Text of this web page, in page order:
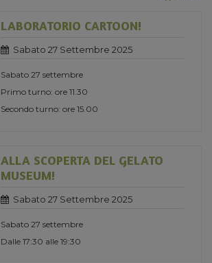
LABORATORIO CARTOON!
Sabato 27 Settembre 2025
Sabato 27 settembre
Primo turno: ore 11.30
Secondo turno: ore 15.00
ALLA SCOPERTA DEL GELATO
MUSEUM!
Sabato 27 Settembre 2025
Sabato 27 settembre
Dalle 17:30 alle 19:30